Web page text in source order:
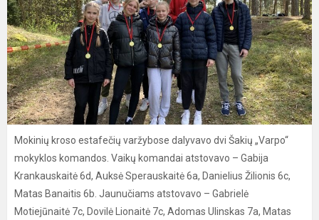
Mokinių kroso estafečių varžybose dalyvavo dvi Šakių „Varpo“
mokyklos komandos. Vaikų komandai atstovavo – Gabija
Krankauskaitė 6d, Auksė Sperauskaitė 6a, Danielius Žilionis 6c,
Matas Banaitis 6b. Jaunučiams atstovavo – Gabrielė
Motiejūnaitė 7c, Dovilė Lionaitė 7c, Adomas Ulinskas 7a, Matas